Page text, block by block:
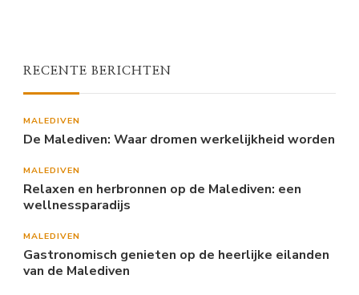
RECENTE BERICHTEN
MALEDIVEN
De Malediven: Waar dromen werkelijkheid worden
MALEDIVEN
Relaxen en herbronnen op de Malediven: een
wellnessparadijs
MALEDIVEN
Gastronomisch genieten op de heerlijke eilanden
van de Malediven